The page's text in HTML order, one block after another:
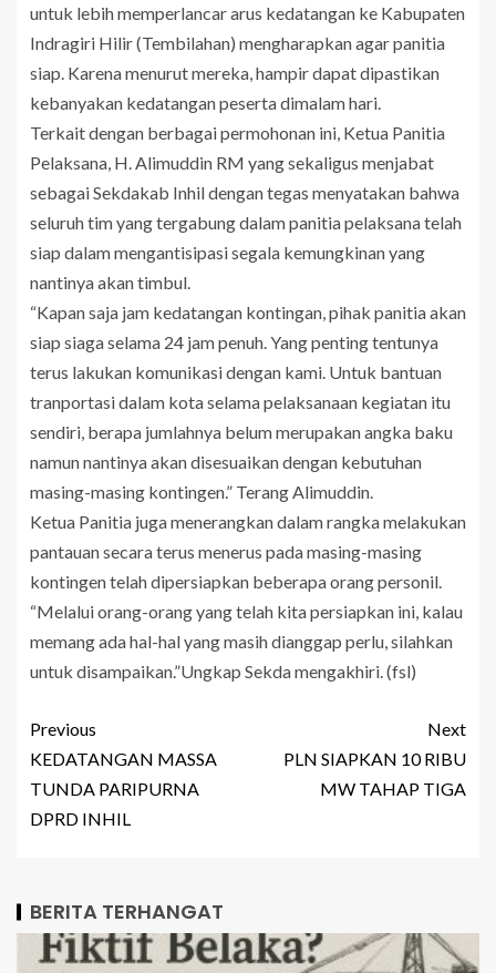
untuk lebih memperlancar arus kedatangan ke Kabupaten
Indragiri Hilir (Tembilahan) mengharapkan agar panitia
siap. Karena menurut mereka, hampir dapat dipastikan
kebanyakan kedatangan peserta dimalam hari.
Terkait dengan berbagai permohonan ini, Ketua Panitia
Pelaksana, H. Alimuddin RM yang sekaligus menjabat
sebagai Sekdakab Inhil dengan tegas menyatakan bahwa
seluruh tim yang tergabung dalam panitia pelaksana telah
siap dalam mengantisipasi segala kemungkinan yang
nantinya akan timbul.
“Kapan saja jam kedatangan kontingan, pihak panitia akan
siap siaga selama 24 jam penuh. Yang penting tentunya
terus lakukan komunikasi dengan kami. Untuk bantuan
tranportasi dalam kota selama pelaksanaan kegiatan itu
sendiri, berapa jumlahnya belum merupakan angka baku
namun nantinya akan disesuaikan dengan kebutuhan
masing-masing kontingen.” Terang Alimuddin.
Ketua Panitia juga menerangkan dalam rangka melakukan
pantauan secara terus menerus pada masing-masing
kontingen telah dipersiapkan beberapa orang personil.
“Melalui orang-orang yang telah kita persiapkan ini, kalau
memang ada hal-hal yang masih dianggap perlu, silahkan
untuk disampaikan.”Ungkap Sekda mengakhiri. (fsl)
Previous
KEDATANGAN MASSA
TUNDA PARIPURNA
DPRD INHIL
Next
PLN SIAPKAN 10 RIBU
MW TAHAP TIGA
BERITA TERHANGAT